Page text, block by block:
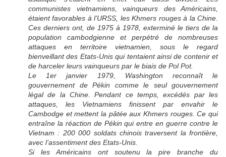
communistes vietnamiens, vainqueurs des Américains,
étaient favorables à l’URSS, les Khmers rouges à la Chine.
Ces derniers ont, de 1975 à 1978, exterminé le tiers de la
population cambodgienne et perpétré de nombreuses
attaques en territoire vietnamien, sous le regard
bienveillant des Etats-Unis qui tentaient ainsi de contenir et
de harceler leurs vainqueurs par le biais de Pol Pot.
Le 1er janvier 1979, Washington reconnaît le
gouvernement de Pékin comme le seul gouvernement
légal de la Chine. Pendant ce temps, excédés par les
attaques, les Vietnamiens finissent par envahir le
Cambodge et mettent la pâtée aux Khmers rouges. Ce qui
entraîne la réaction de Pékin qui entre en guerre contre le
Vietnam : 200 000 soldats chinois traversent la frontière,
avec l’assentiment des Etats-Unis.
Si les Américains ont soutenu la pire branche du